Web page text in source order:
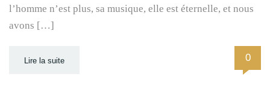
l’homme n’est plus, sa musique, elle est éternelle, et nous
avons […]
Lire la suite 0